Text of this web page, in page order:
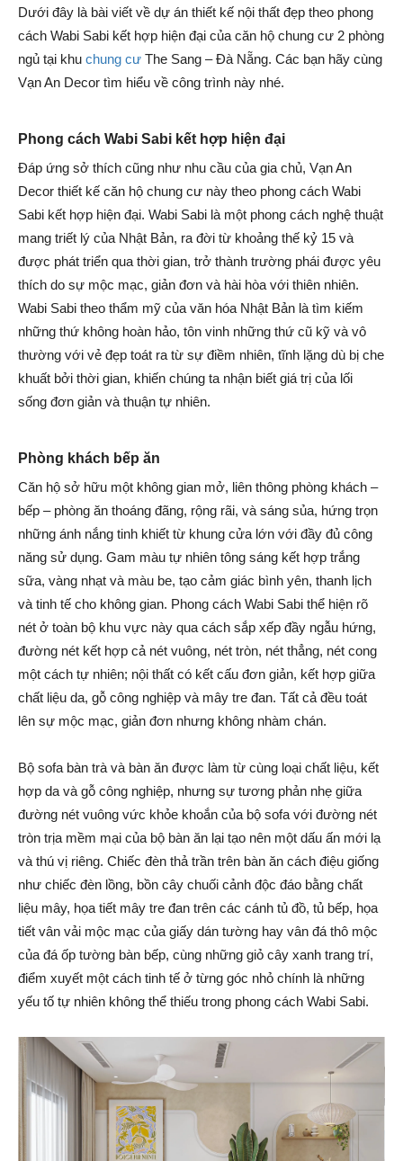
Dưới đây là bài viết về dự án thiết kế nội thất đẹp theo phong
cách Wabi Sabi kết hợp hiện đại của căn hộ chung cư 2 phòng
ngủ tại khuchung cư The Sang – Đà Nẵng. Các bạn hãy cùng
Vạn An Decor tìm hiểu về công trình này nhé.
Phong cách Wabi Sabi kết hợp hiện đại
Đáp ứng sở thích cũng như nhu cầu của gia chủ, Vạn An
Decor thiết kế căn hộ chung cư này theo phong cách Wabi
Sabi kết hợp hiện đại. Wabi Sabi là một phong cách nghệ thuật
mang triết lý của Nhật Bản, ra đời từ khoảng thế kỷ 15 và
được phát triển qua thời gian, trở thành trường phái được yêu
thích do sự mộc mạc, giản đơn và hài hòa với thiên nhiên.
Wabi Sabi theo thẩm mỹ của văn hóa Nhật Bản là tìm kiếm
những thứ không hoàn hảo, tôn vinh những thứ cũ kỹ và vô
thường với vẻ đẹp toát ra từ sự điềm nhiên, tĩnh lặng dù bị che
khuất bởi thời gian, khiến chúng ta nhận biết giá trị của lối
sống đơn giản và thuận tự nhiên.
Phòng khách bếp ăn
Căn hộ sở hữu một không gian mở, liên thông phòng khách –
bếp – phòng ăn thoáng đãng, rộng rãi, và sáng sủa, hứng trọn
những ánh nắng tinh khiết từ khung cửa lớn với đầy đủ công
năng sử dụng. Gam màu tự nhiên tông sáng kết hợp trắng
sữa, vàng nhạt và màu be, tạo cảm giác bình yên, thanh lịch
và tinh tế cho không gian. Phong cách Wabi Sabi thể hiện rõ
nét ở toàn bộ khu vực này qua cách sắp xếp đầy ngẫu hứng,
đường nét kết hợp cả nét vuông, nét tròn, nét thẳng, nét cong
một cách tự nhiên; nội thất có kết cấu đơn giản, kết hợp giữa
chất liệu da, gỗ công nghiệp và mây tre đan. Tất cả đều toát
lên sự mộc mạc, giản đơn nhưng không nhàm chán.
Bộ sofa bàn trà và bàn ăn được làm từ cùng loại chất liệu, kết
hợp da và gỗ công nghiệp, nhưng sự tương phản nhẹ giữa
đường nét vuông vức khỏe khoắn của bộ sofa với đường nét
tròn trịa mềm mại của bộ bàn ăn lại tạo nên một dấu ấn mới lạ
và thú vị riêng. Chiếc đèn thả trần trên bàn ăn cách điệu giống
như chiếc đèn lồng, bồn cây chuối cảnh độc đáo bằng chất
liệu mây, họa tiết mây tre đan trên các cánh tủ đồ, tủ bếp, họa
tiết vân vải mộc mạc của giấy dán tường hay vân đá thô mộc
của đá ốp tường bàn bếp, cùng những giỏ cây xanh trang trí,
điểm xuyết một cách tinh tế ở từng góc nhỏ chính là những
yếu tố tự nhiên không thể thiếu trong phong cách Wabi Sabi.